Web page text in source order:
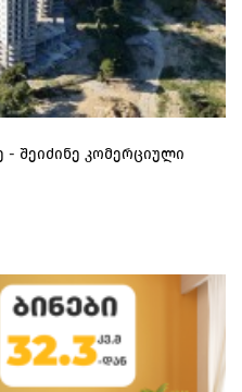
შეიძინე კომერციული